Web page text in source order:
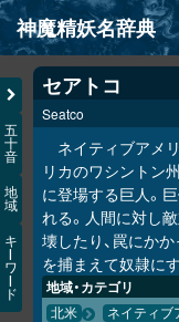
神魔精妖名辞典
NEWS
INFO
文献
検索
凖項目
画像資料便覧
五
十
音
地
域
キ
ワ
ド
セアトコ
Seatco
ネイティブアメ
リカのワシントン
に登場する巨人。
れる。人間に対し
壊したり、罠にか
を捕まえて奴隷に
地域・カテゴリ
北米 ネイティブ